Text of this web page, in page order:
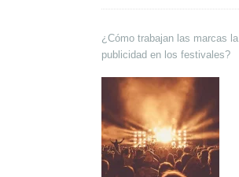
¿Cómo trabajan las marcas la
publicidad en los festivales?